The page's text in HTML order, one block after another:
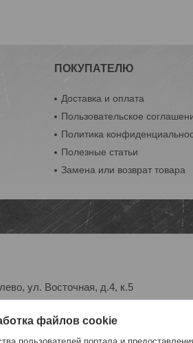
ПОКУПАТЕЛЮ
Доставка и оплата
Пользовательское
Политика
Полезные статьи
Замена или возврат товара
ул. Восточная, д.4, к.5
файлов cookie